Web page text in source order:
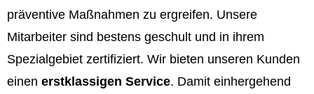
präventive Maßnahmen zu ergreifen. Unsere
Mitarbeiter sind bestens geschult und in ihrem
Spezialgebiet zertifiziert. Wir bieten unseren Kunden
einen erstklassigen Service. Damit einhergehend